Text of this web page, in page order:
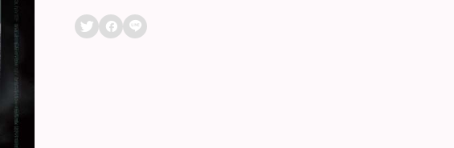
殺
  